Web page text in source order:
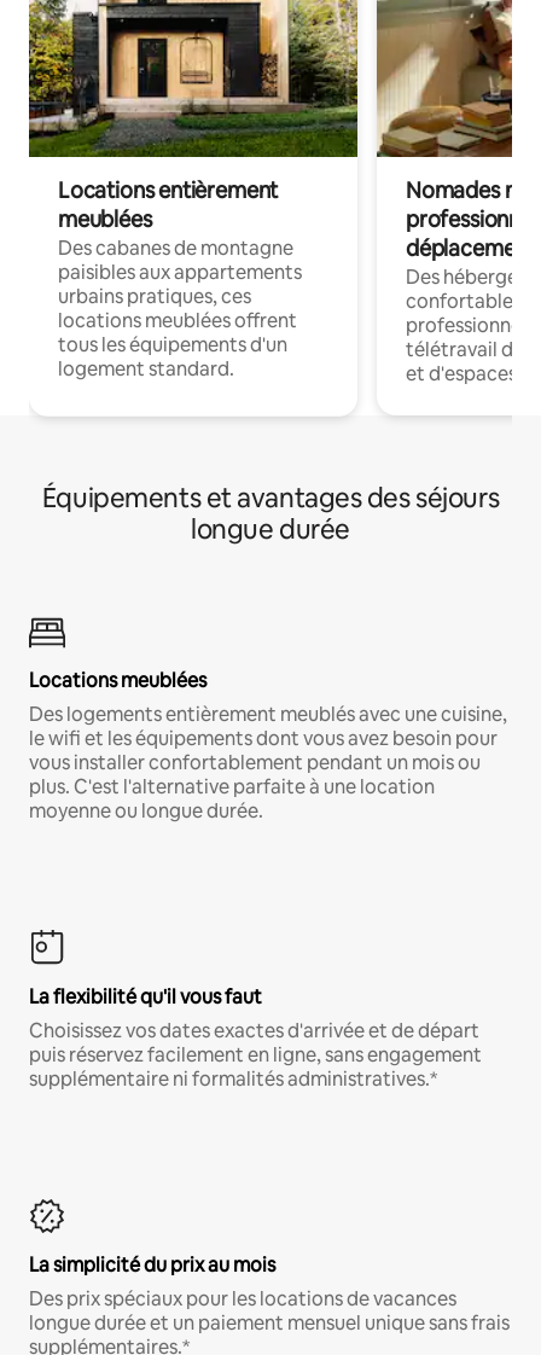
Locations entièrement
meublées
Des cabanes de montagne
paisibles aux appartements
urbains pratiques, ces
locations meublées offrent
tous les équipements d'un
logement standard.
Nomades
déplacement
Des
confortables
professionnels
télétravail
et d'espaces
Équipements et avantages des séjours
longue durée
Locations meublées
Des logements entièrement meublés avec une cuisine,
le wifi et les équipements dont vous avez besoin pour
vous installer confortablement pendant un mois ou
plus. C'est l'alternative parfaite à une location
moyenne ou longue durée.
La flexibilité qu'il vous faut
Choisissez vos dates exactes d'arrivée et de départ
puis réservez facilement en ligne, sans engagement
supplémentaire ni formalités administratives.*
La simplicité du prix au mois
Des prix spéciaux pour les locations de vacances
longue durée et un paiement mensuel unique sans frais
supplémentaires.*